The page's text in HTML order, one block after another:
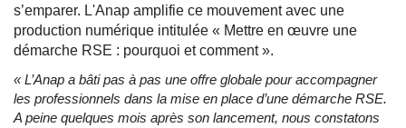
s’emparer. L'Anap amplifie ce mouvement avec une
production numérique intitulée « Mettre en œuvre une
démarche RSE : pourquoi et comment ».
« L’Anap a bâti pas à pas une offre globale pour accompagner
les professionnels dans la mise en place d’une démarche RSE.
A peine quelques mois après son lancement, nous constatons